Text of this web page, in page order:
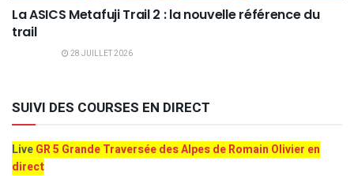
La ASICS Metafuji Trail 2 : la nouvelle référence du
trail
28 JUILLET 2026
SUIVI DES COURSES EN DIRECT
LiveGR 5 Grande Traversée des Alpes de Romain Olivier en
direct